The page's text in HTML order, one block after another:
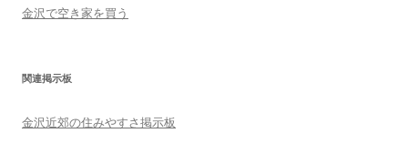
金沢で空き家を買う
関連掲示板
金沢近郊の住みやすさ掲示板